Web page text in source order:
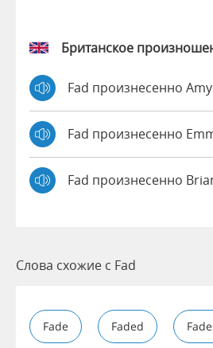
Британское
Fad произнесенно Amy
Fad произнесенно
Fad произнесенно
Слова схожие с Fad
Fade Faded